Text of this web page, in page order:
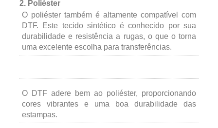
2. Poliéster
O poliéster também é altamente compatível com
DTF. Este tecido sintético é conhecido por sua
durabilidade e resistência a rugas, o que o torna
uma excelente escolha para transferências.
O DTF adere bem ao poliéster, proporcionando
cores vibrantes e uma boa durabilidade das
estampas.